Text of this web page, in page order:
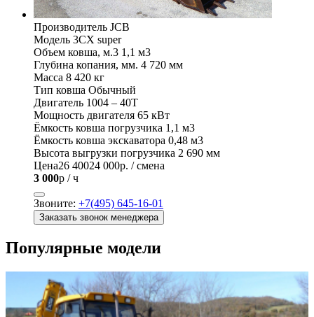
Производитель JCB
Модель 3CX super
Объем ковша, м.3 1,1 м3
Глубина копания, мм. 4 720 мм
Масса 8 420 кг
Тип ковша Обычный
Двигатель 1004 – 40T
Мощность двигателя 65 кВт
Ёмкость ковша погрузчика 1,1 м3
Ёмкость ковша экскаватора 0,48 м3
Высота выгрузки погрузчика 2 690 мм
Цена26 40024 000р. / смена
3 000р / ч
Звоните: +7(495) 645-16-01
Заказать звонок менеджера
Популярные модели